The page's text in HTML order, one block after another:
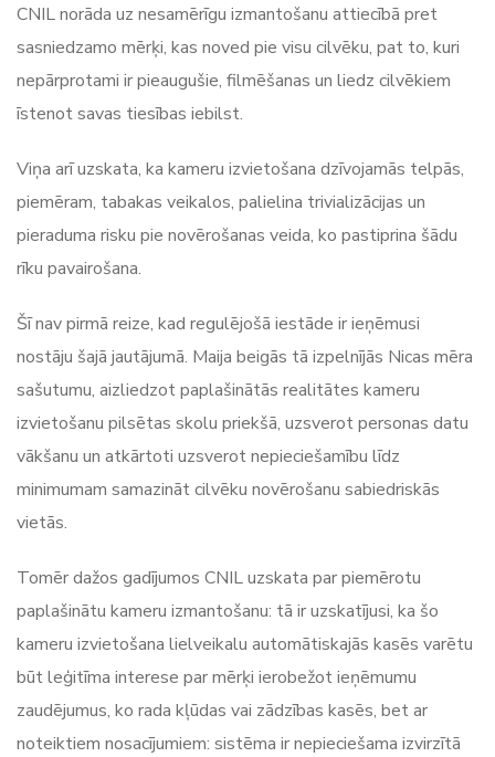
CNIL norāda uz nesamērīgu izmantošanu attiecībā pret
sasniedzamo mērķi, kas noved pie visu cilvēku, pat to, kuri
nepārprotami ir pieaugušie, filmēšanas un liedz cilvēkiem
īstenot savas tiesības iebilst.
Viņa arī uzskata, ka kameru izvietošana dzīvojamās telpās,
piemēram, tabakas veikalos, palielina trivializācijas un
pieraduma risku pie novērošanas veida, ko pastiprina šādu
rīku pavairošana.
Šī nav pirmā reize, kad regulējošā iestāde ir ieņēmusi
nostāju šajā jautājumā. Maija beigās tā izpelnījās Nicas mēra
sašutumu, aizliedzot paplašinātās realitātes kameru
izvietošanu pilsētas skolu priekšā, uzsverot personas datu
vākšanu un atkārtoti uzsverot nepieciešamību līdz
minimumam samazināt cilvēku novērošanu sabiedriskās
vietās.
Tomēr dažos gadījumos CNIL uzskata par piemērotu
paplašinātu kameru izmantošanu: tā ir uzskatījusi, ka šo
kameru izvietošana lielveikalu automātiskajās kasēs varētu
būt leģitīma interese par mērķi ierobežot ieņēmumu
zaudējumus, ko rada kļūdas vai zādzības kasēs, bet ar
noteiktiem nosacījumiem: sistēma ir nepieciešama izvirzītā